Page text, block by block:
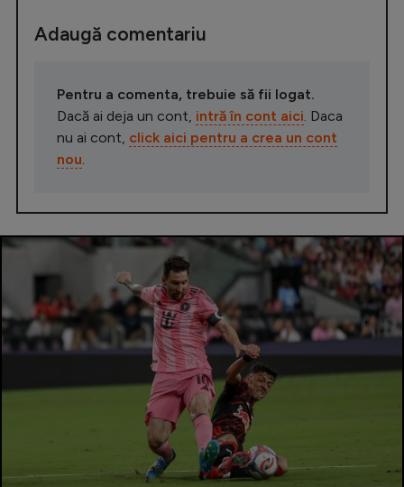
Adaugă comentariu
Pentru a comenta, trebuie să fii logat.
Dacă ai deja un cont, intră în cont aici. Daca
nu ai cont, click aici pentru a crea un cont
nou.